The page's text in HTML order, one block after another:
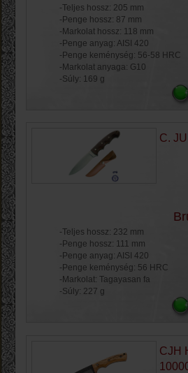
-Teljes hossz: 205 mm
-Penge hossz: 87 mm
-Markolat hossz: 118 mm
-Penge anyag: AISI 420
-Penge keménység: 56-58 HRC
-Markolat anyaga: G10
-Súly: 169 g
C.
-Teljes hossz: 232 mm
-Penge hossz: 111 mm
-Penge anyag: AISI 420
-Penge keménység: 56 HRC
-Markolat: Tagayasan fa
-Súly: 227 g
CJH